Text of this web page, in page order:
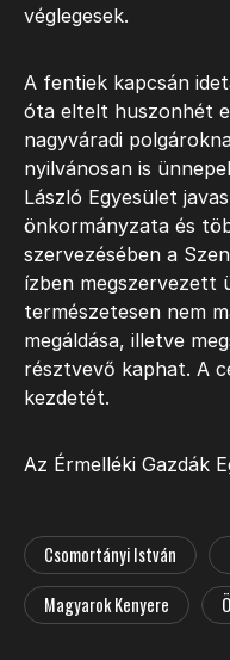
véglegesek.
A fentiek kapcsán
óta eltelt huszonhét
nagyváradi
nyilvánosan is
László Egyesület
önkormányzata és
szervezésében a
ízben megszervezett
természetesen nem
megáldása, illetve
résztvevő kaphat. A
kezdetét.
Az Érmelléki Gazdák
Csomortányi István
Magyarok Kenyere